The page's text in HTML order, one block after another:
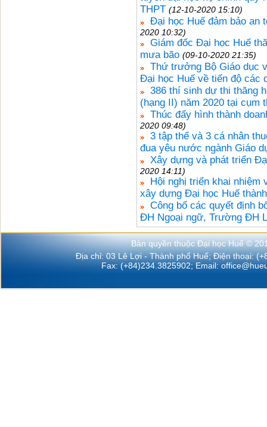
THPT (12-10-2020 15:10)
Đại học Huế đảm bảo an
2020 10:32)
Giám đốc Đại học Huế
mưa bão (09-10-2020 21:35)
Thứ trưởng Bộ Giáo dục
Đại học Huế về tiến độ các
386 thí sinh dự thi thăng
(hạng II) năm 2020 tại cụm
Thúc đẩy hình thành
2020 09:48)
3 tập thể và 3 cá nhân
đua yêu nước ngành Giáo
Xây dựng và phát triển
2020 14:11)
Hội nghị triển khai nhiệm
xây dựng Đại học Huế
Công bố các quyết định
ĐH Ngoại ngữ, Trường ĐH
Bản quyền thuộc Đại học Huế ©
Địa chỉ: 03 Lê Lợi - Thành phố Huế; Điện thoại:
Fax: (+84)234.3825902; Email: